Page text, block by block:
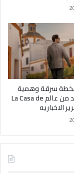
بخطة سرقة وهمية
وانتقام جديد من عالم La Casa de